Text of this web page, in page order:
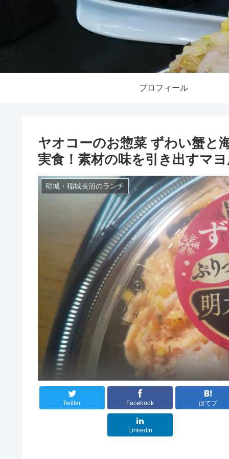
プロフィール
ヤオコーのお惣菜 ずわい蟹と
実食！素材の味を引き出すマ
稲城・稲城長沼のランチ
Twitter Facebook はてブ
LinkedIn